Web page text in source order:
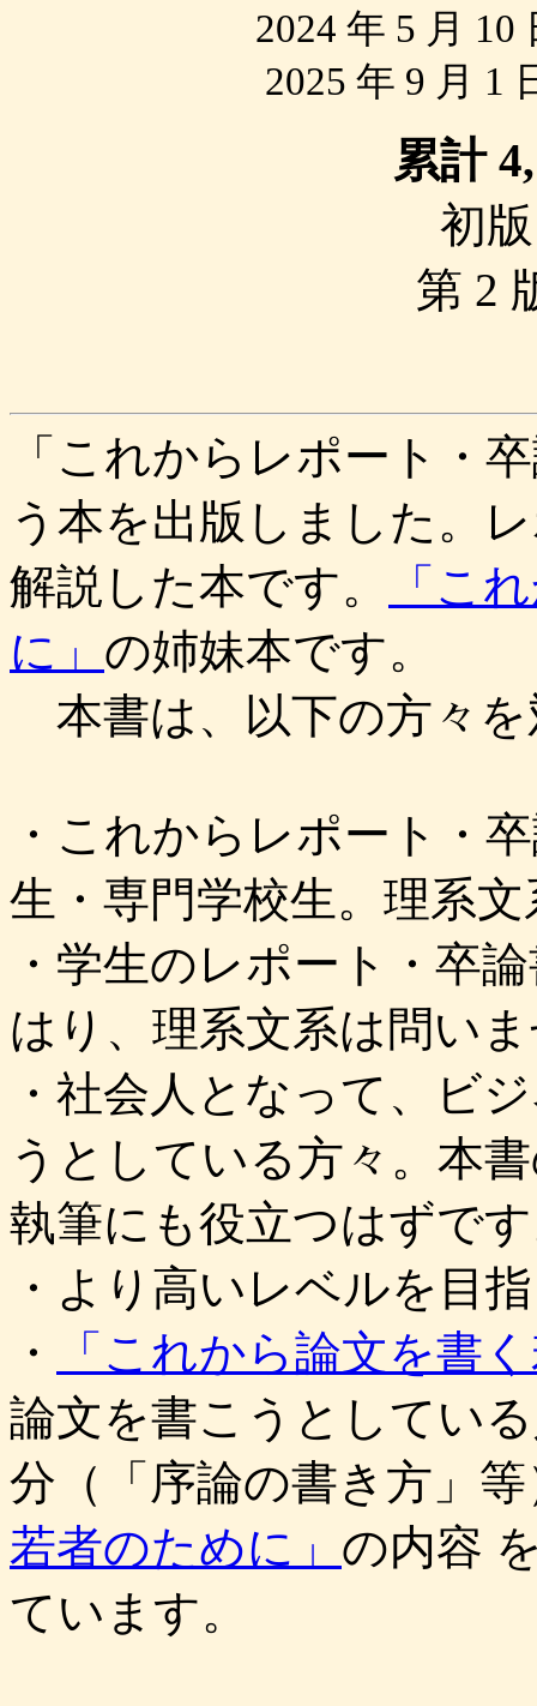
2024 年 5 月
2025 年 9 月 1
累計
初
第 2
「これからレポート・
う本を出版しました。
解説した本です。
「こ
に」 の姉妹本です。
本書は、以下の方々
・これからレポート・
生・専門学校生。理系
・学生のレポート・卒
はり、理系文系は問い
・社会人となって、ビ
うとしている方々。本
執筆にも役立つはずで
・より高いレベルを目
・
「これから論文を書
論文を書こうとしてい
分（「序論の書き方」
若者のために」 の内容
ています。